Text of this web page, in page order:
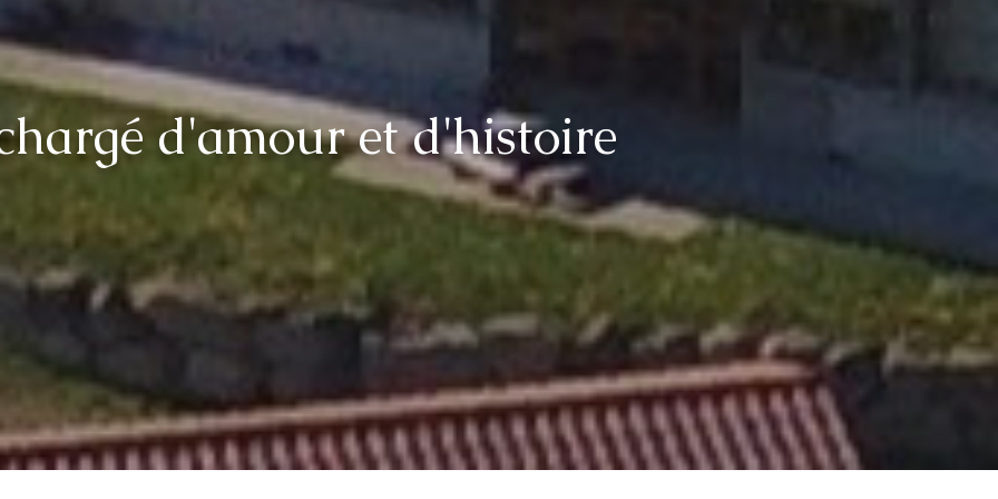
d'amouret d'histoire